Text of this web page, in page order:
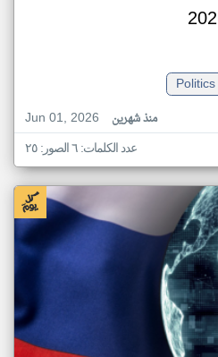
Politics
Jun 01, 2026
منذ شهرين
عدد الكلمات: ٦ الصور: ٢٥